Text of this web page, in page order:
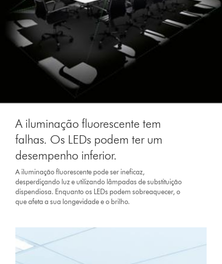
A iluminação fluorescente tem
falhas. Os LEDs podem ter um
desempenho inferior.
A iluminação fluorescente pode ser ineficaz,
desperdiçando luz e utilizando lâmpadas de substituição
dispendiosa. Enquanto os LEDs podem sobreaquecer, o
que afeta a sua longevidade e o brilho.